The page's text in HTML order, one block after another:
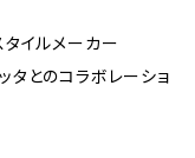
イルメーカー
タとのコラボレーショ